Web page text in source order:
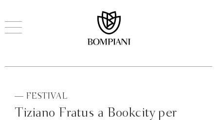
— FESTIVAL
Tiziano Fratus a Bookcity per